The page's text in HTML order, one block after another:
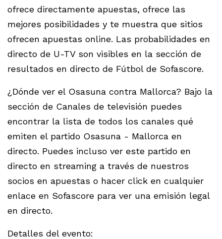
ofrece directamente apuestas, ofrece las
mejores posibilidades y te muestra que sitios
ofrecen apuestas online. Las probabilidades en
directo de U-TV son visibles en la sección de
resultados en directo de Fútbol de Sofascore.
¿Dónde ver el Osasuna contra Mallorca? Bajo la
sección de Canales de televisión puedes
encontrar la lista de todos los canales qué
emiten el partido Osasuna - Mallorca en
directo. Puedes incluso ver este partido en
directo en streaming a través de nuestros
socios en apuestas o hacer click en cualquier
enlace en Sofascore para ver una emisión legal
en directo.
Detalles del evento: